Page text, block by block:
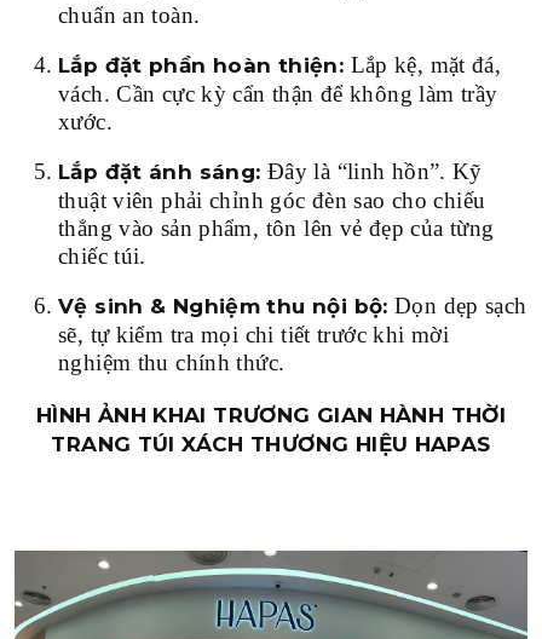
chuẩn an toàn.
Lắp đặt phần hoàn thiện: Lắp kệ, mặt đá,
vách. Cần cực kỳ cẩn thận để không làm trầy
xước.
Lắp đặt ánh sáng: Đây là “linh hồn”. Kỹ
thuật viên phải chỉnh góc đèn sao cho chiếu
thẳng vào sản phẩm, tôn lên vẻ đẹp của từng
chiếc túi.
Vệ sinh & Nghiệm thu nội bộ: Dọn dẹp sạch
sẽ, tự kiểm tra mọi chi tiết trước khi mời
nghiệm thu chính thức.
HÌNH ẢNH KHAI TRƯƠNG GIAN HÀNH THỜI
TRANG TÚI XÁCH THƯƠNG HIỆU HAPAS